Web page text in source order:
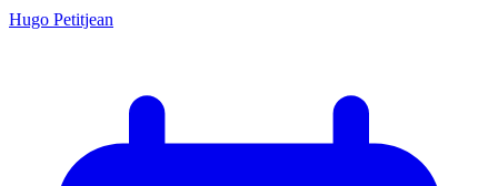
Hugo Petitjean